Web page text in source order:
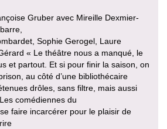
Gruber avec Mireille Dexmier-
Sophie Gerogel, Laure
« Le théâtre nous a manqué, le
et partout. Et si pour finir la saison, on
au côté d’une bibliothécaire
drôles, sans filtre, mais aussi
comédiennes du
faire incarcérer pour le plaisir de